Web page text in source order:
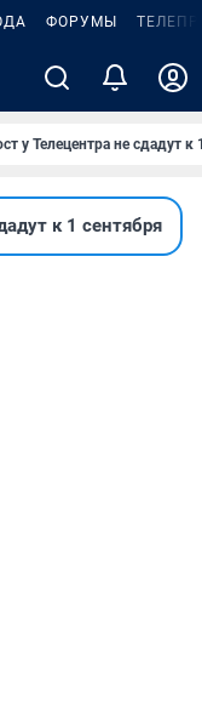
ФОРУМЫ
у Телецентра не сдадут к
к 1 сентября